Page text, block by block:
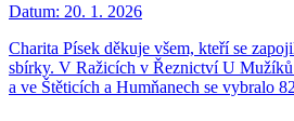
Datum: 20. 1. 2026
Charita Písek děkuje všem, kteří se
sbírky. V Ražicích v Řeznictví U
a ve Štěticích a Humňanech se vybralo